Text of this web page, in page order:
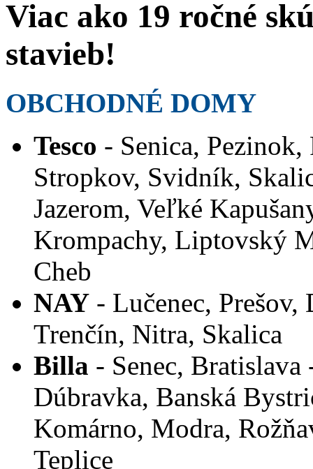
Viac ako 19 ročné
stavieb!
OBCHODNÉ DOMY
Tesco - Senica,
Stropkov, Svidník,
Jazerom, Veľké
Krompachy, Liptovský
Cheb
NAY - Lučenec,
Trenčín, Nitra, Skalica
Billa - Senec, Bratislava
Dúbravka, Banská
Komárno, Modra,
Teplice